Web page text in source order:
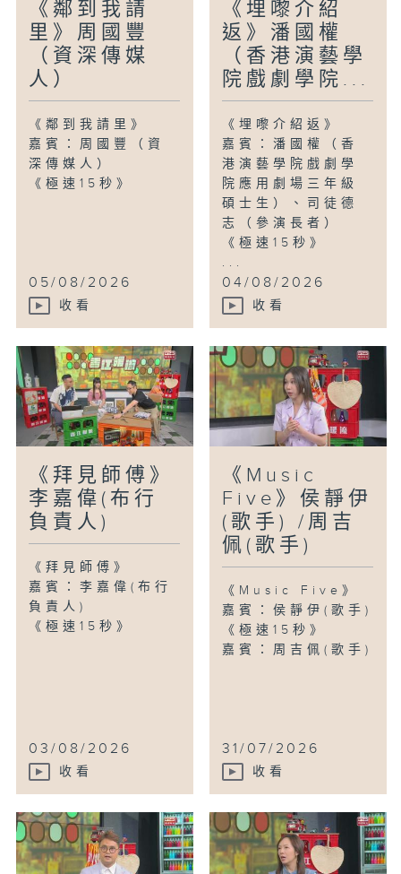
《鄰到我請
里》周國豐
（資深傳媒
人）
《鄰到我請里》
嘉賓：周國豐（資
深傳媒人）
《極速15秒》
05/08/2026
收看
《埋嚟介紹
返》潘國權
（香港演藝學
院戲劇學院...
《埋嚟介紹返》
嘉賓：潘國權（香
港演藝學院戲劇學
院應用劇場三年級
碩士生）、司徒德
志（參演長者）
《極速15秒》
...
04/08/2026
收看
《拜見師傅》
李嘉偉(布行
負責人)
《拜見師傅》
嘉賓：李嘉偉(布行
負責人)
《極速15秒》
03/08/2026
收看
《Music
Five》侯靜伊
(歌手) /周吉
佩(歌手)
《Music Five》
嘉賓：侯靜伊(歌手)
《極速15秒》
嘉賓：周吉佩(歌手)
31/07/2026
收看